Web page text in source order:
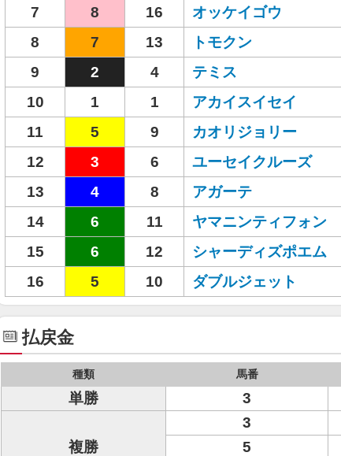
7
8 16 オッケイゴウ
8
7 13 トモクン
9
2 4 テミス
10
1 1 アカイスイセイ
11
5 9 カオリジョリー
12
3 6 ユーセイクルーズ
13
4 8 アガーテ
14
6 11 ヤマニンティフォン
15
6 12 シャーディズポエム
16
5 10 ダブルジェット
払戻金
種類 馬番
単勝 3
複勝
3
5